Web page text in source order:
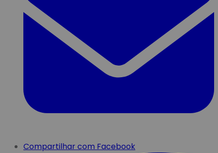
Compartilhar com Facebook